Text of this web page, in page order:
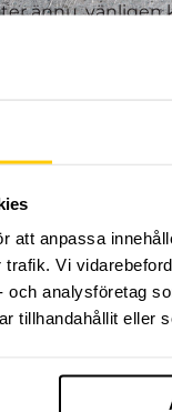
att anpassa
Vi
och analysföretag
tillhandahållit eller
ännu, vänligen
FÖLJ OSS